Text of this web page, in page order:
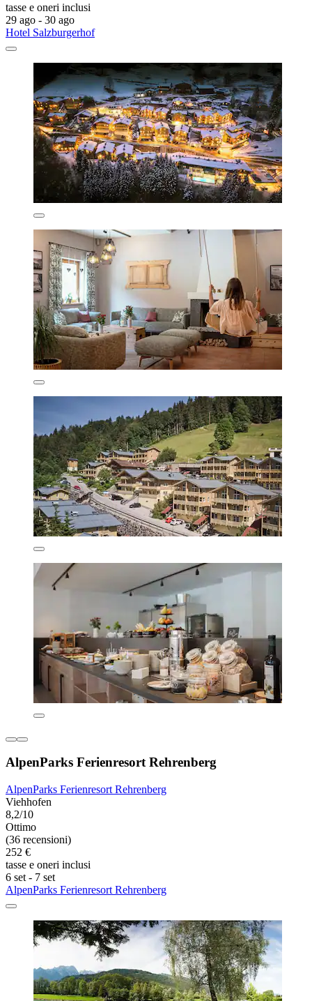
tasse e oneri inclusi
29 ago - 30 ago
Hotel Salzburgerhof
AlpenParks Ferienresort Rehrenberg
AlpenParks Ferienresort Rehrenberg
Viehhofen
8,2/10
Ottimo
(36 recensioni)
252 €
tasse e oneri inclusi
6 set - 7 set
AlpenParks Ferienresort Rehrenberg